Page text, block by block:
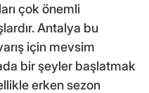
çok önemli
Antalya bu
için mevsim
bir şeyler başlatmak
erken sezon